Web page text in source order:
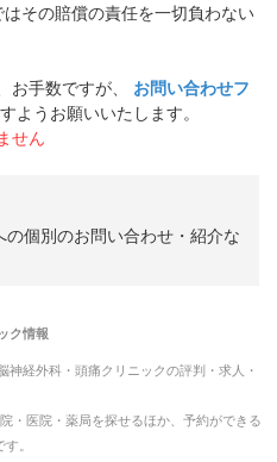
はその賠償の責任を一切負わない
手数ですが、
お問い合わせフ
ようお願いいたします。
せん
個別のお問い合わせ・紹介な
ク情報
神経外科・頭痛クリニックの評判・求人・
・医院・薬局を探せるほか、予約ができる
。